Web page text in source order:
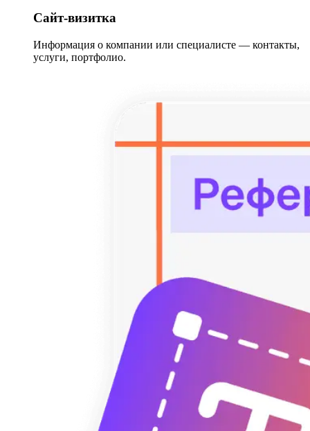
Сайт-визитка
Информация о компании или специалисте — контакты,
услуги, портфолио.